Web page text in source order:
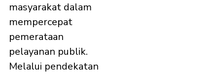
masyarakat dalam
mempercepat
pemerataan
pelayanan publik.
Melalui pendekatan